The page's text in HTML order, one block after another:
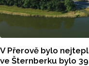
V Přerově bylo
ve Šternberku bylo